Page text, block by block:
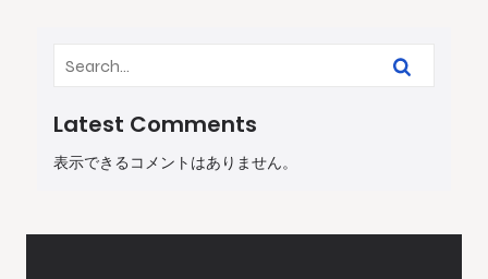
Latest Comments
表示できるコメントはありません。